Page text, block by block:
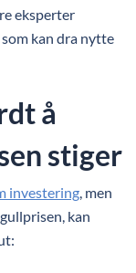
eksperter
kan dra nytte
å
stiger
investering, men
kan